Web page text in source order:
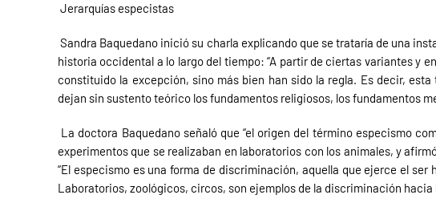
Jerarquías especistas
Sandra Baquedano inició su charla explicando que se trataría de una
historia occidental a lo largo del tiempo: “A partir de ciertas variantes y
constituido la excepción, sino más bien han sido la regla. Es decir,
dejan sin sustento teórico los fundamentos religiosos, los fundamentos
La doctora Baquedano señaló que “el origen del término especismo
experimentos que se realizaban en laboratorios con los animales, y
“El especismo es una forma de discriminación, aquella que ejerce el
Laboratorios, zoológicos, circos, son ejemplos de la discriminación